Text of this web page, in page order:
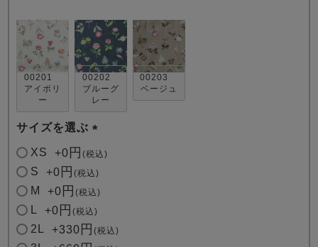
売れ筋ランキング
すべてのデザインのパジャマ一覧はこちら
00201
アイボリ
ー
00202
ブルーグ
レー
00203
ベージュ
サイズを選ぶ
(
)
XS +0 税込
S +0 税込
M +0 税込
+0 税込
2L +330 税込